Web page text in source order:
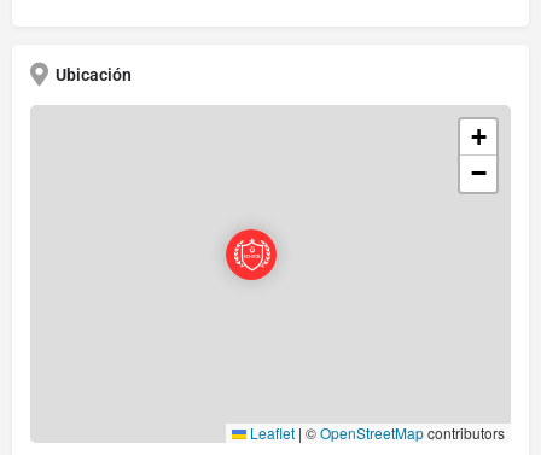
Ubicación
+
−
Leaflet | ©OpenStreetMapcontributors